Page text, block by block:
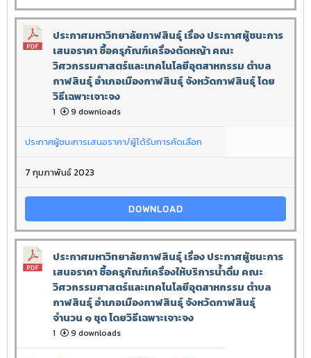
ประกาศมหาวิทยาลัยกาฬสินธุ์ เรื่อง ประกาศผู้ชนะการ
เสนอราคา ซื้อครุภัณฑ์เครื่องตัดหญ้า คณะ
วิศวกรรมศาสตร์และเทคโนโลยีอุตสาหกรรม ตำบล
กาฬสินธุ์ อำเภอเมืองกาฬสินธุ์ จังหวัดกาฬสินธุ์ โดย
วิธีเฉพาะเจาะจง
1 9 downloads
ประกาศผู้ชนะการเสนอราคา/ผู้ได้รับการคัดเลือก
7 กุมภาพันธ์ 2023
DOWNLOAD
ประกาศมหาวิทยาลัยกาฬสินธุ์ เรื่อง ประกาศผู้ชนะการ
เสนอราคา ซื้อครุภัณฑ์เครื่องให้บริการน้ำดื่ม คณะ
วิศวกรรมศาสตร์และเทคโนโลยีอุตสาหกรรม ตำบล
กาฬสินธุ์ อำเภอเมืองกาฬสินธุ์ จังหวัดกาฬสินธุ์
จำนวน ๑ ชุด โดยวิธีเฉพาะเจาะจง
1 9 downloads